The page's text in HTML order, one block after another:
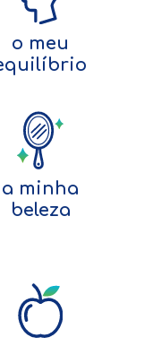
o meu
a minha
beleza